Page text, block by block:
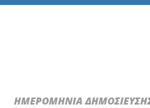
ΗΜΕΡΟΜΗΝΙΑ